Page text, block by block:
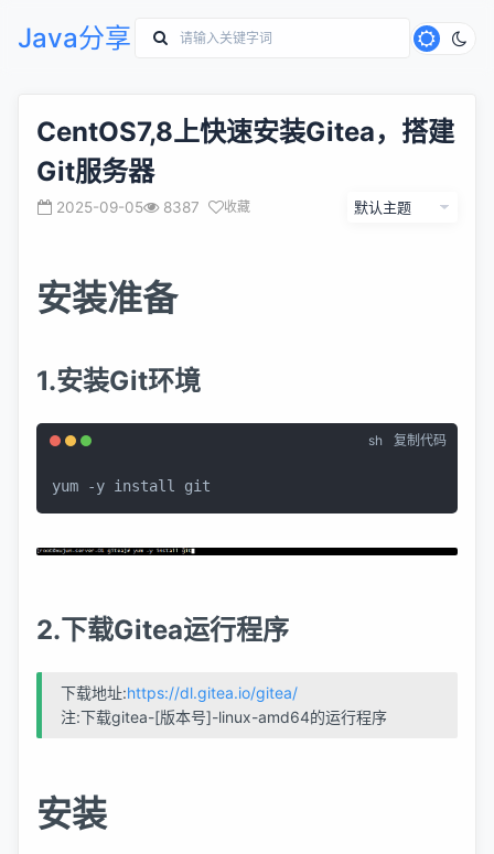
Java分享
CentOS7,8上快速安装Gitea，搭建
Git服务器
2025-09-05 8387 收藏
安装准备
1.安装Git环境
sh 复制代码
yum -y install git
2.下载Gitea运行程序
下载地址:https://dl.gitea.io/gitea/
注:下载gitea-[版本号]-linux-amd64的运行程序
安装